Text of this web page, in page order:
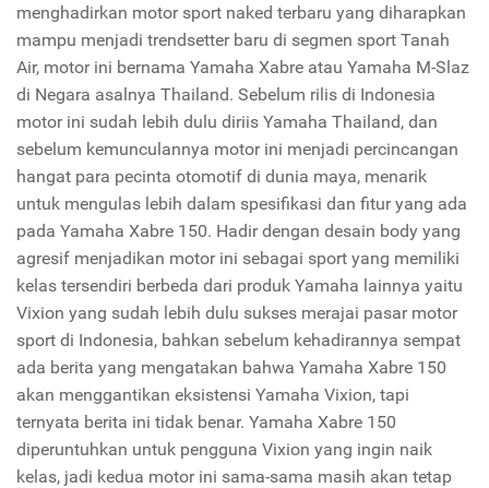
menghadirkan motor sport naked terbaru yang diharapkan
mampu menjadi trendsetter baru di segmen sport Tanah
Air, motor ini bernama Yamaha Xabre atau Yamaha M-Slaz
di Negara asalnya Thailand. Sebelum rilis di Indonesia
motor ini sudah lebih dulu diriis Yamaha Thailand, dan
sebelum kemunculannya motor ini menjadi percincangan
hangat para pecinta otomotif di dunia maya, menarik
untuk mengulas lebih dalam spesifikasi dan fitur yang ada
pada Yamaha Xabre 150. Hadir dengan desain body yang
agresif menjadikan motor ini sebagai sport yang memiliki
kelas tersendiri berbeda dari produk Yamaha lainnya yaitu
Vixion yang sudah lebih dulu sukses merajai pasar motor
sport di Indonesia, bahkan sebelum kehadirannya sempat
ada berita yang mengatakan bahwa Yamaha Xabre 150
akan menggantikan eksistensi Yamaha Vixion, tapi
ternyata berita ini tidak benar. Yamaha Xabre 150
diperuntuhkan untuk pengguna Vixion yang ingin naik
kelas, jadi kedua motor ini sama-sama masih akan tetap